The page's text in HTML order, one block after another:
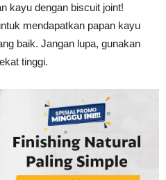
kayu dengan biscuit joint!
mendapatkan papan kayu
baik. Jangan lupa, gunakan
tinggi.